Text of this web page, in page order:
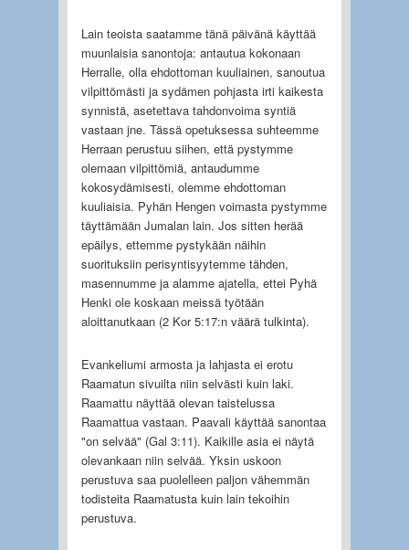
Lain teoista saatamme tänä päivänä käyttää
muunlaisia sanontoja: antautua kokonaan
Herralle, olla ehdottoman kuuliainen, sanoutua
vilpittömästi ja sydämen pohjasta irti kaikesta
synnistä, asetettava tahdonvoima syntiä
vastaan jne. Tässä opetuksessa suhteemme
Herraan perustuu siihen, että pystymme
olemaan vilpittömiä, antaudumme
kokosydämisesti, olemme ehdottoman
kuuliaisia. Pyhän Hengen voimasta pystymme
täyttämään Jumalan lain. Jos sitten herää
epäilys, ettemme pystykään näihin
suorituksiin perisyntisyytemme tähden,
masennumme ja alamme ajatella, ettei Pyhä
Henki ole koskaan meissä työtään
aloittanutkaan (2 Kor 5:17:n väärä tulkinta).
Evankeliumi armosta ja lahjasta ei erotu
Raamatun sivuilta niin selvästi kuin laki.
Raamattu näyttää olevan taistelussa
Raamattua vastaan. Paavali käyttää sanontaa
"on selvää" (Gal 3:11). Kaikille asia ei näytä
olevankaan niin selvää. Yksin uskoon
perustuva saa puolelleen paljon vähemmän
todisteita Raamatusta kuin lain tekoihin
perustuva.